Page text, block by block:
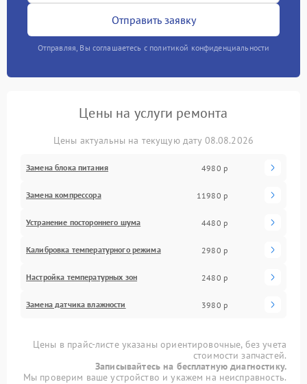
Отправить заявку
Отправляя, Вы соглашаетесь с политикой конфиденциальности
Цены на услуги ремонта
Цены актуальны на текущую дату 08.08.2026
Замена блока питания 4980 р
Замена компрессора 11980 р
Устранение постороннего шума 4480 р
Калибровка температурного режима 2980 р
Настройка температурных зон 2480 р
Замена датчика влажности 3980 р
Цены в прайс-листе указаны ориентировочные, без учета
стоимости запчастей.
Записывайтесь на бесплатную диагностику.
Мы проверим ваше устройство и укажем на неисправность.